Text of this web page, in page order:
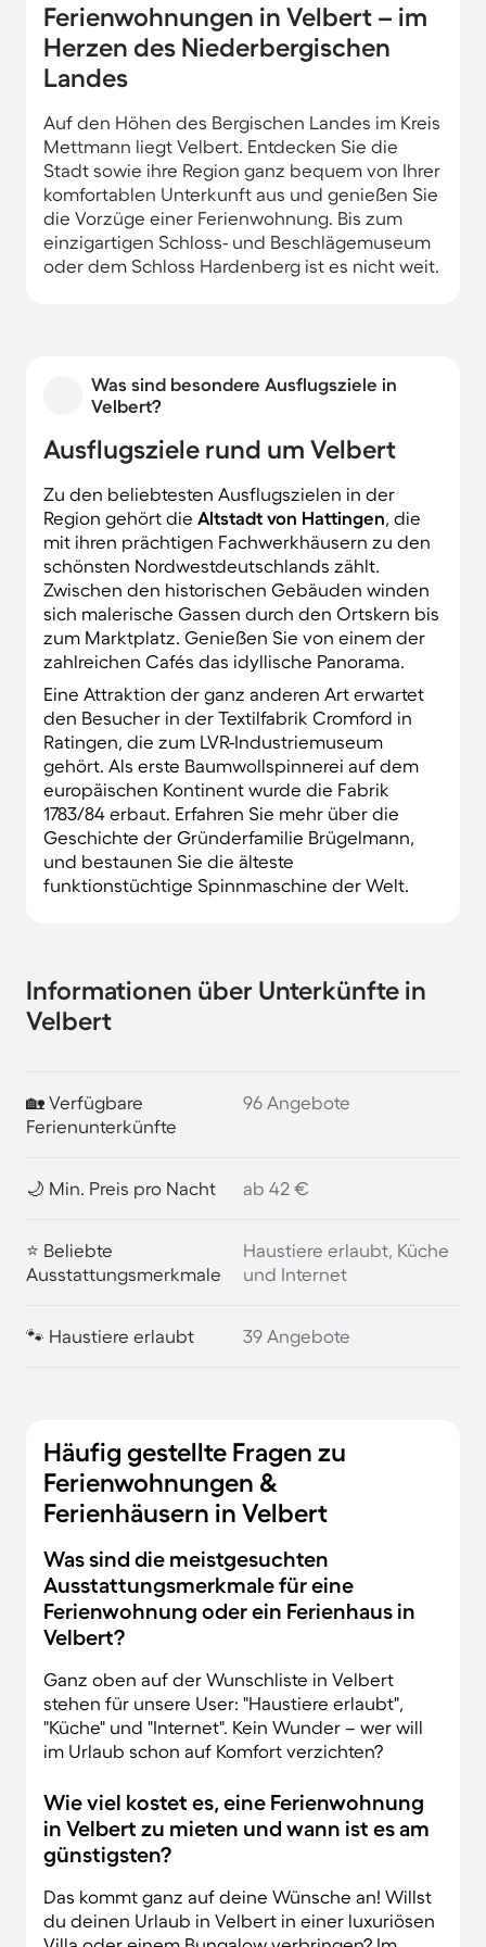
Ferienwohnungen in Velbert – im
Herzen des Niederbergischen
Landes
Auf den Höhen des Bergischen Landes im Kreis
Mettmann liegt Velbert. Entdecken Sie die
Stadt sowie ihre Region ganz bequem von Ihrer
komfortablen Unterkunft aus und genießen Sie
die Vorzüge einer Ferienwohnung. Bis zum
einzigartigen Schloss- und Beschlägemuseum
oder dem Schloss Hardenberg ist es nicht weit.
Was sind besondere Ausflugsziele in
Velbert?
Ausflugsziele rund um Velbert
Zu den beliebtesten Ausflugszielen in der
Region gehört die Altstadt von Hattingen, die
mit ihren prächtigen Fachwerkhäusern zu den
schönsten Nordwestdeutschlands zählt.
Zwischen den historischen Gebäuden winden
sich malerische Gassen durch den Ortskern bis
zum Marktplatz. Genießen Sie von einem der
zahlreichen Cafés das idyllische Panorama.
Eine Attraktion der ganz anderen Art erwartet
den Besucher in der Textilfabrik Cromford in
Ratingen, die zum LVR-Industriemuseum
gehört. Als erste Baumwollspinnerei auf dem
europäischen Kontinent wurde die Fabrik
1783/84 erbaut. Erfahren Sie mehr über die
Geschichte der Gründerfamilie Brügelmann,
und bestaunen Sie die älteste
funktionstüchtige Spinnmaschine der Welt.
Informationen über Unterkünfte in
Velbert
🏡 Verfügbare
Ferienunterkünfte
96 Angebote
🌙 Min. Preis pro Nacht ab 42 €
⭐ Beliebte
Ausstattungsmerkmale
Haustiere erlaubt, Küche
und Internet
🐾 Haustiere erlaubt 39 Angebote
Häufig gestellte Fragen zu
Ferienwohnungen &
Ferienhäusern in Velbert
Was sind die meistgesuchten
Ausstattungsmerkmale für eine
Ferienwohnung oder ein Ferienhaus in
Velbert?
Ganz oben auf der Wunschliste in Velbert
stehen für unsere User: "Haustiere erlaubt",
"Küche" und "Internet". Kein Wunder – wer will
im Urlaub schon auf Komfort verzichten?
Wie viel kostet es, eine Ferienwohnung
in Velbert zu mieten und wann ist es am
günstigsten?
Das kommt ganz auf deine Wünsche an! Willst
du deinen Urlaub in Velbert in einer luxuriösen